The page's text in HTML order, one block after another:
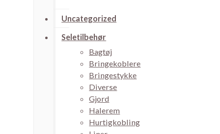
Uncategorized
Seletilbehør
Bagtøj
Bringekoblere
Bringestykke
Diverse
Gjord
Halerem
Hurtigkobling